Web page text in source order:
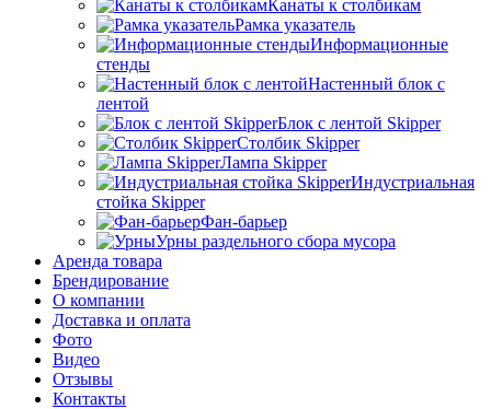
Канаты к столбикам
Рамка указатель
Информационные
стенды
Настенный блок с
лентой
Блок с лентой Skipper
Столбик Skipper
Лампа Skipper
Индустриальная
стойка Skipper
Фан-барьер
Урны раздельного сбора мусора
Аренда товара
Брендирование
О компании
Доставка и оплата
Фото
Видео
Отзывы
Контакты